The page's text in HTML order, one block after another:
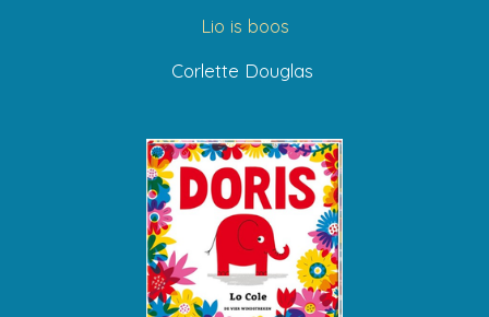
Lio is boos
Corlette Douglas